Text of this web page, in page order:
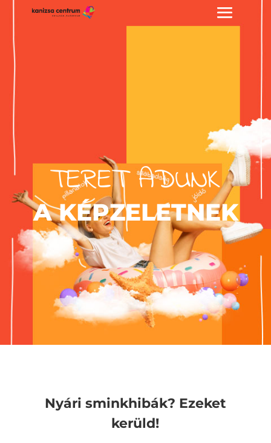
TERET ADUNK
A KÉPZELETNEK
Nyári sminkhibák? Ezeket
kerüld!